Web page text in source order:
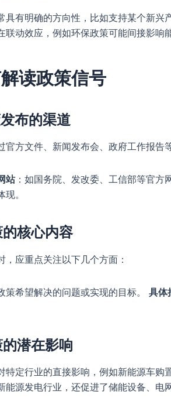
具有明确的方向性，比如支持某个新兴
联动效应，例如环保政策可能间接影响
读政策信号
布的渠道
官方文件、新闻发布会、政府工作报告
站：如国务院、发改委、工信部等官方
。
核心内容
，应重点关注以下几个方面：
策希望解决的问题或实现的目标。 具体
潜在影响
特定行业的直接影响，例如新能源车购
能源发电行业，还促进了储能设备、电